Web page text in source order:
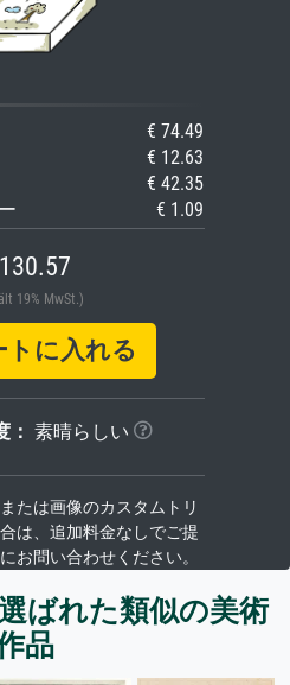
€ 74.49
€ 12.63
€ 42.35
€ 1.09
19% MwSt.)
に入れる
： 素晴らしい
たは画像のカスタムトリ
は、追加料金なしでご提
お問い合わせください。
ばれた類似の美術
品